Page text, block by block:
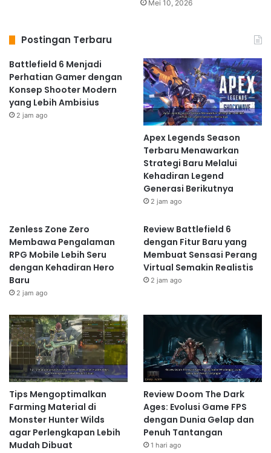
Mei 10, 2026
Postingan Terbaru
Battlefield 6 Menjadi
Perhatian Gamer dengan
Konsep Shooter Modern
yang Lebih Ambisius
2 jam ago
Apex Legends Season
Terbaru Menawarkan
Strategi Baru Melalui
Kehadiran Legend
Generasi Berikutnya
2 jam ago
Zenless Zone Zero
Membawa Pengalaman
RPG Mobile Lebih Seru
dengan Kehadiran Hero
Baru
2 jam ago
Review Battlefield 6
dengan Fitur Baru yang
Membuat Sensasi Perang
Virtual Semakin Realistis
2 jam ago
Tips Mengoptimalkan
Farming Material di
Monster Hunter Wilds
agar Perlengkapan Lebih
Mudah Dibuat
Review Doom The Dark
Ages: Evolusi Game FPS
dengan Dunia Gelap dan
Penuh Tantangan
1 hari ago